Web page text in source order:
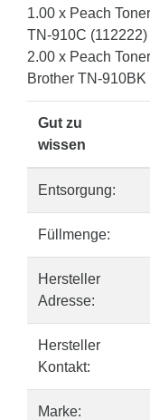
1.00 x Peach
TN-910C (112222)
2.00 x Peach
Brother TN-910BK
Gut zu
wissen
Entsorgung:
Füllmenge:
Hersteller
Adresse:
Hersteller
Kontakt:
Marke: